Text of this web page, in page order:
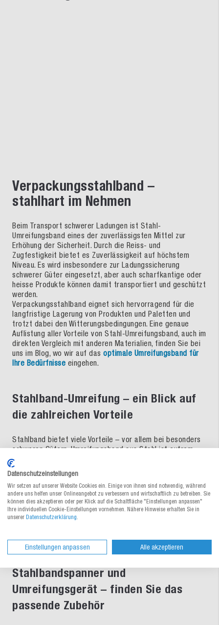
Verpackungsstahlband –
stahlhart im Nehmen
Beim Transport schwerer Ladungen ist Stahl-
Umreifungsband eines der zuverlässigsten Mittel zur
Erhöhung der Sicherheit. Durch die Reiss- und
Zugfestigkeit bietet es Zuverlässigkeit auf höchstem
Niveau. Es wird insbesondere zur Ladungssicherung
schwerer Güter eingesetzt, aber auch scharfkantige oder
heisse Produkte können damit transportiert und geschützt
werden.
Verpackungsstahlband eignet sich hervorragend für die
langfristige Lagerung von Produkten und Paletten und
trotzt dabei den Witterungsbedingungen. Eine genaue
Auflistung aller Vorteile von Stahl-Umreifungsband, auch im
direkten Vergleich mit anderen Materialien, finden Sie bei
uns im Blog, wo wir auf das optimale Umreifungsband für
Ihre Bedürfnisse eingehen.
Stahlband-Umreifung – ein Blick auf
die zahlreichen Vorteile
Stahlband bietet viele Vorteile – vor allem bei besonders
schweren Gütern. Umreifungsband aus Stahl ist extrem
reissfest, wetterfest, witterungsbeständig und – mit
entsprechender Lackierung – sogar korrosionsbeständig.
Mit seiner hervorragenden Zugfestigkeit und sehr hohen
Bruchlast garantiert es sicheren Schutz für Paletten und
grosse Versandwaren. Abgesehen von der
besonderenReissfestigkeitzeichnet das Band auch eine
sehr geringe Spannungsrelaxation aus. Stahl-
Stahlbandspanner und
Umreifungsgerät – finden Sie das
passende Zubehör
Datenschutzeinstellungen
Wir setzen auf unserer Website Cookies ein. Einige von ihnen sind notwendig, während
andere uns helfen unser Onlineangebot zu verbessern und wirtschaftlich zu betreiben. Sie
können dies akzeptieren oder per Klick auf die Schaltfläche "Einstellungen anpassen"
Ihre individuellen Cookie-Einstellungen vornehmen. Nähere Hinweise erhalten Sie in
unserer Datenschutzerklärung.
Einstellungen anpassen Alle akzeptieren